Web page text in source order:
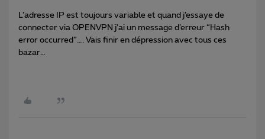
L’adresse IP est toujours variable et quand j’essaye de
connecter via OPENVPN j’ai un message d’erreur “Hash
error occurred”…. Vais finir en dépression avec tous ces
bazar…